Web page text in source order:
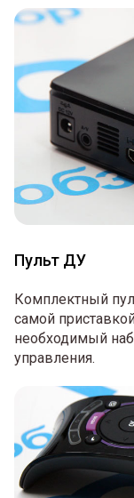
Пульт ДУ
Комплектный
самой
необходимый
управления.